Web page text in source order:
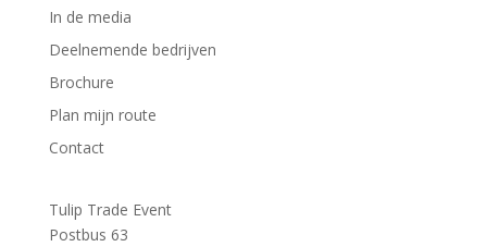
In de media
Deelnemende bedrijven
Brochure
Plan mijn route
Contact
Tulip Trade Event
Postbus 63